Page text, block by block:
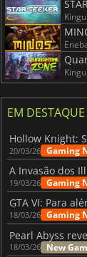
EM
20/03/26 Gaming
19/03/26 Gaming
18/03/26 Gaming
18/03/26 New